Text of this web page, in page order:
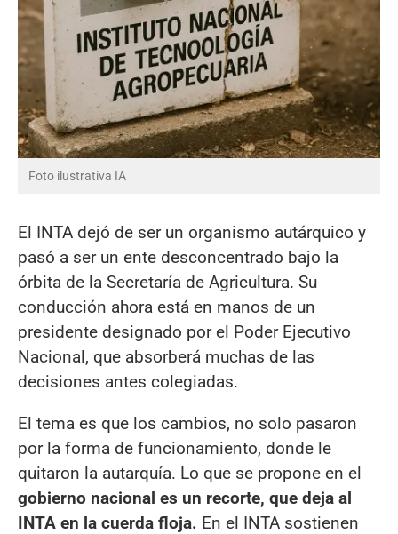
Foto ilustrativa IA
El INTA dejó de ser un organismo autárquico y
pasó a ser un ente desconcentrado bajo la
órbita de la Secretaría de Agricultura. Su
conducción ahora está en manos de un
presidente designado por el Poder Ejecutivo
Nacional, que absorberá muchas de las
decisiones antes colegiadas.
El tema es que los cambios, no solo pasaron
por la forma de funcionamiento, donde le
quitaron la autarquía. Lo que se propone en el
gobierno nacional es un recorte, que deja al
INTA en la cuerda floja. En el INTA sostienen